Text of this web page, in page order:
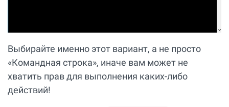
Выбирайте именно этот вариант, а не просто
«Командная строка», иначе вам может не
хватить прав для выполнения каких-либо
действий!